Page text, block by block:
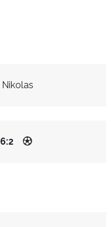
6:2